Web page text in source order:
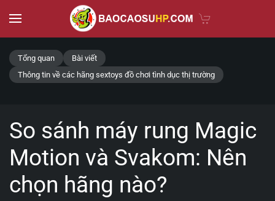
Skip to main content
Tổng quan
Bài viết
Thông tin về các hãng sextoys đồ chơi tình dục thị trường
So sánh máy rung Magic
Motion và Svakom: Nên
chọn hãng nào?